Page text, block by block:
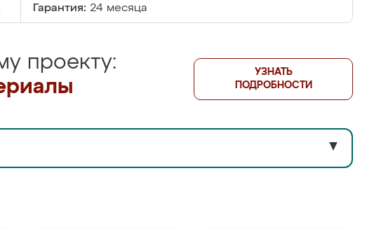
Гарантия: 24 месяца
проекту:
УЗНАТЬ
ПОДРОБНОСТИ
▼